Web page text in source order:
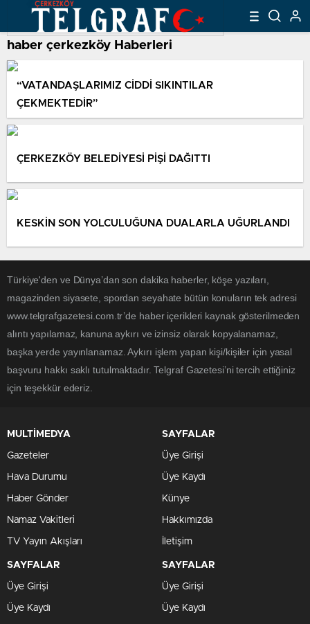
haber çerkezköy Haberleri
“VATANDAŞLARIMIZ CİDDİ SIKINTILAR
ÇEKMEKTEDİR”
ÇERKEZKÖY BELEDİYESİ PİŞİ DAĞITTI
KESKİN SON YOLCULUĞUNA DUALARLA UĞURLANDI
Türkiye'den ve Dünya’dan son dakika haberler, köşe yazıları,
magazinden siyasete, spordan seyahate bütün konuların tek adresi
www.telgrafgazetesi.com.tr’de haber içerikleri kaynak gösterilmeden
alıntı yapılamaz, kanuna aykırı ve izinsiz olarak kopyalanamaz,
başka yerde yayınlanamaz. Aykırı işlem yapan kişi/kişiler için yasal
başvuru hakkı saklı tutulmaktadır. Telgraf Gazetesi’ni tercih ettiğiniz
için teşekkür ederiz.
MULTİMEDYA
Gazeteler
Hava Durumu
Haber Gönder
Namaz Vakitleri
TV Yayın Akışları
SAYFALAR
Üye Girişi
Üye Kaydı
Künye
Hakkımızda
İletişim
SAYFALAR
Üye Girişi
Üye Kaydı
SAYFALAR
Üye Girişi
Üye Kaydı